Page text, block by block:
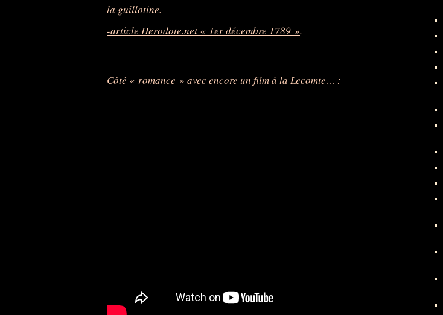
la guillotine.
-article Herodote.net « 1er décembre 1789 ».
Côté « romance » avec encore un film à la Lecomte… :